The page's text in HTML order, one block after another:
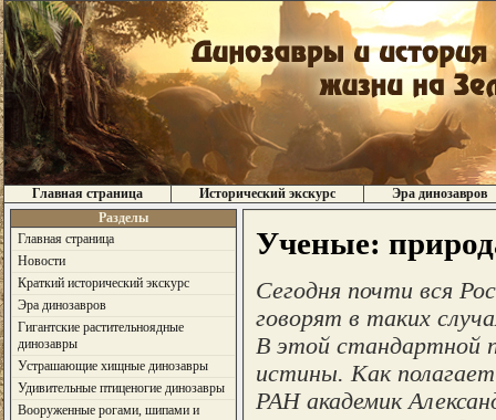
Главная страница Исторический экскурс
Эра динозавров
Разделы
Главная страница
Новости
Краткий исторический экскурс
Эра динозавров
Гигантские растительноядные
динозавры
Устрашающие хищные динозавры
Удивительные птиценогие динозавры
Вооруженные рогами, шипами и
Ученые:
Сегодня почти вся
говорят в таких
В этой стандартной
истины. Как
РАН академик